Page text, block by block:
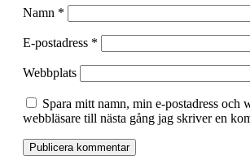
Namn *
E-postadress *
Webbplats
Spara mitt namn, min e-postadress och
webbläsare till nästa gång jag skriver en